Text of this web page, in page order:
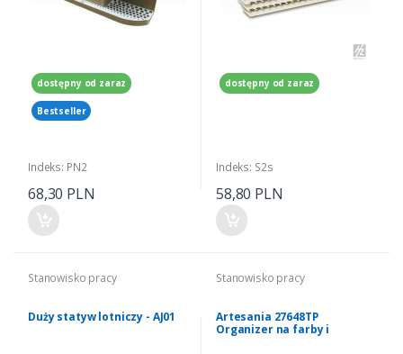
dostępny od zaraz
Bestseller
Indeks: PN2
68,30 PLN
dostępny od zaraz
Indeks: S2s
58,80 PLN
Stanowisko pracy
Duży statyw lotniczy - AJ01
Stanowisko pracy
Artesania 27648TP
Organizer na farby i